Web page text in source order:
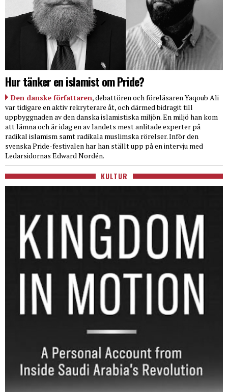
Hur tänker en islamist om Pride?
Den danske författaren, debattören och föreläsaren Yaqoub Ali
var tidigare en aktiv rekryterare åt, och därmed bidragit till
uppbyggnaden av den danska islamistiska miljön. En miljö han kom
att lämna och är idag en av landets mest anlitade experter på
radikal islamism samt radikala muslimska rörelser. Inför den
svenska Pride-festivalen har han ställt upp på en intervju med
Ledarsidornas Edward Nordén.
KULTUR